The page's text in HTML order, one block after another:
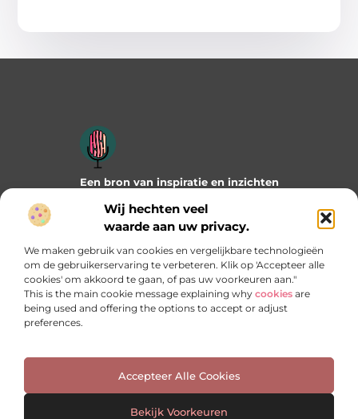
Wij hechten veel
waarde aan uw privacy.
We maken gebruik van cookies en vergelijkbare technologieën
om de gebruikerservaring te verbeteren. Klik op 'Accepteer alle
cookies' om akkoord te gaan, of pas uw voorkeuren aan."
This is the main cookie message explaining why cookies are
being used and offering the options to accept or adjust
preferences.
Accepteer Alle Cookies
Bekijk Voorkeuren
Een bron van inspiratie en inzichten
praktische tips en verrassende invalshoeken die je verder
helpen. Laat je inspireren door wat mogelijk is!
Bericht categorie
Onze informatie